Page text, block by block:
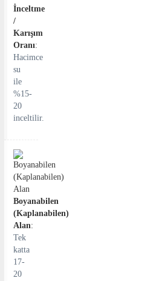
İnceltme
/
Karışım
Oranı:
Hacimce
su
ile
%15-
20
inceltilir.
Boyanabilen
(Kaplanabilen)
Alan:
Tek
katta
17-
20